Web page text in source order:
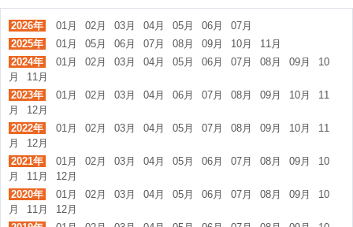
2026年 01月 02月 03月 04月 05月 06月
07月
2025年
01月 05月 06月 07月 08月 09月 10月
11月
2024年
01月 02月 03月 04月 05月 06月 07月 08月 09月
10
月
11月
2023年
01月 02月 03月 04月 06月 07月 08月 09月 10月
11
月
12月
2022年
01月 02月 03月 04月 05月 07月 08月 09月 10月
11
月
12月
2021年
01月 02月 03月 04月 05月 06月 07月 08月 09月
10
月
11月
12月
2020年
01月 02月 03月 04月 05月 06月 07月 08月 09月
10
月
11月
12月